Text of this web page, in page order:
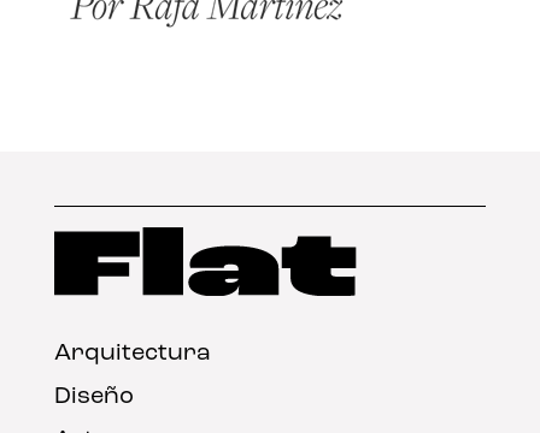
Arquitectura
Diseño